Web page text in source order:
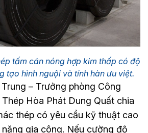
tấm cán nóng hợp kim thấp có độ
tạo hình nguội và tính hàn ưu việt.
– Trưởng phòng Công
Hòa Phát Dung Quất chia
thép có yêu cầu kỹ thuật cao
gia công. Nếu cường độ